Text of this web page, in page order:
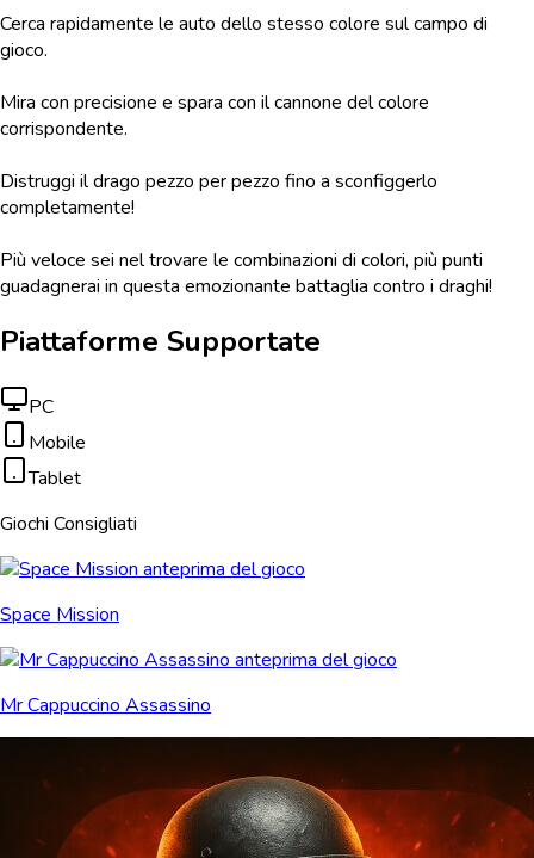
Cerca rapidamente le auto dello stesso colore sul campo di
gioco.
Mira con precisione e spara con il cannone del colore
corrispondente.
Distruggi il drago pezzo per pezzo fino a sconfiggerlo
completamente!
Più veloce sei nel trovare le combinazioni di colori, più punti
guadagnerai in questa emozionante battaglia contro i draghi!
Piattaforme Supportate
PC
Mobile
Tablet
Giochi Consigliati
Space Mission
Mr Cappuccino Assassino